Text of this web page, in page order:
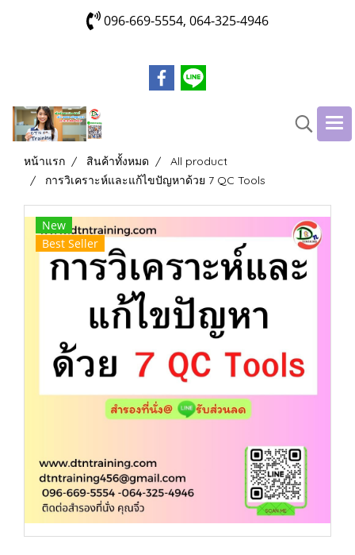
096-669-5554, 064-325-4946
หน้าแรก สินค้าทั้งหมด
All product
การวิเคราะห์และแก้ไขปัญหาด้วย 7 QC Tools
New
Best Seller